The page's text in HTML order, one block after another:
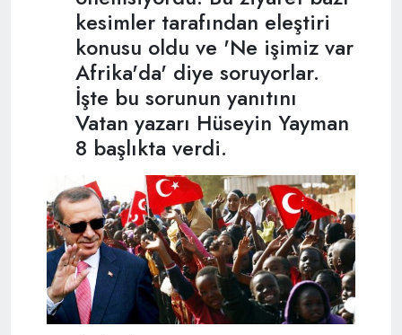
kesimler tarafından eleştiri
konusu oldu ve 'Ne işimiz var
Afrika'da' diye soruyorlar.
İşte bu sorunun yanıtını
Vatan yazarı Hüseyin Yayman
8 başlıkta verdi.